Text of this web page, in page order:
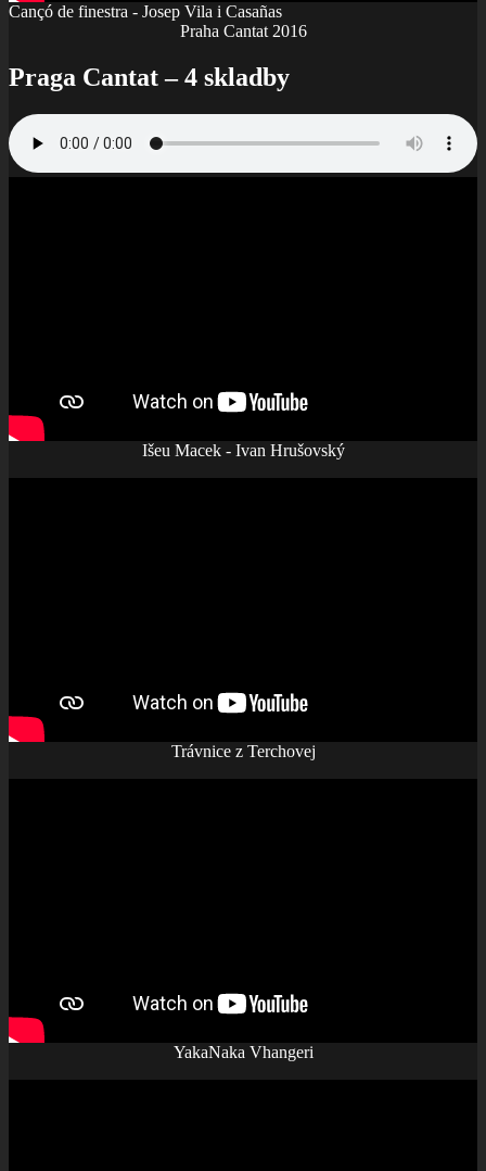
Cançó de finestra - Josep Vila i Casañas
Praha Cantat 2016
Praga Cantat – 4 skladby
Išeu Macek - Ivan Hrušovský
Trávnice z Terchovej
YakaNaka Vhangeri